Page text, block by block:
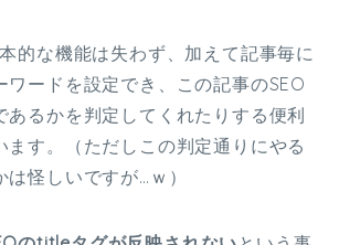
的な機能は失わず、加えて記事毎に
ワードを設定でき、この記事のSEO
あるかを判定してくれたりする便利
ます。（ただしこの判定通りにやる
怪しいですが…ｗ）